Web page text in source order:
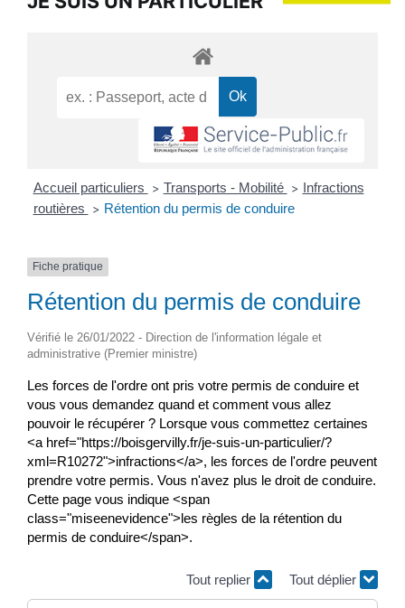
Accueil particuliers > Transports - Mobilité > Infractions
routières
> Rétention du permis de conduire
Fiche pratique
Rétention du permis de conduire
Vérifié le 26/01/2022 - Direction de l'information légale et
administrative (Premier ministre)
Les forces de l'ordre ont pris votre permis de conduire et
vous vous demandez quand et comment vous allez
pouvoir le récupérer ? Lorsque vous commettez certaines
<a href="https://boisgervilly.fr/je-suis-un-particulier/?
xml=R10272">infractions</a>, les forces de l'ordre peuvent
prendre votre permis. Vous n'avez plus le droit de conduire.
Cette page vous indique <span
class="miseenevidence">les règles de la rétention du
permis de conduire</span>.
Tout replier Tout déplier